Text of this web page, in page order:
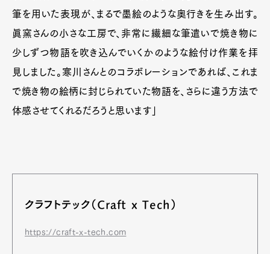
筆を用いた表現が、まるで墨絵のような奥行きを生み出す。
眞窯さんの小さな工房で、非常に繊細な筆遣いで焼き物に
少しずつ物語を吹き込んでいくかのような絵付け作業を拝
見しました。寒川さんとのコラボレーションであれば、これま
で焼き物の絵柄に封じられていた物語を、さらに違う方法で
体感させてくれるだろうと思います」
クラフトテック（Craft x Tech）
https://craft-x-tech.com